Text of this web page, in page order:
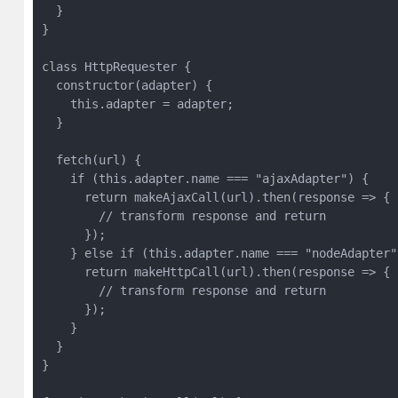
  }
}
class HttpRequester {
  constructor(adapter) {
    this.adapter = adapter;
  }
  fetch(url) {
    if (this.adapter.name === "ajaxAdapter") {
      return makeAjaxCall(url).then(response => {
        // transform response and return
      });
} else if (this.adapter.name ===
      return makeHttpCall(url).then(response => {
        // transform response and return
      });
    }
  }
}